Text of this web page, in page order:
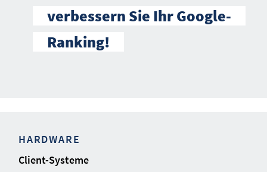
verbessern Sie Ihr Google-
Ranking!
HARDWARE
Client-Systeme